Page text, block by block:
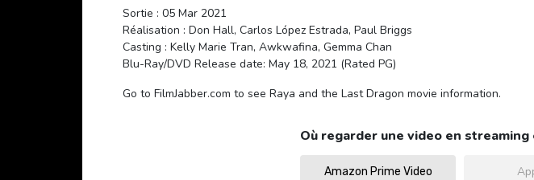
Sortie : 05 Mar 2021
Réalisation : Don Hall, Carlos López Estrada, Paul Briggs
Casting : Kelly Marie Tran, Awkwafina, Gemma Chan
Blu-Ray/DVD Release date: May 18, 2021 (Rated PG)
Go to FilmJabber.com to see Raya and the Last Dragon movie information.
Où regarder une video en streaming
Amazon Prime Video